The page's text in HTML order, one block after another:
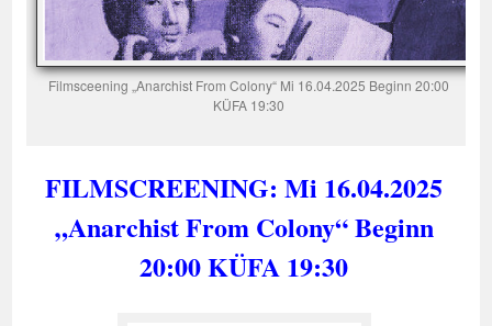
Filmsceening „Anarchist From Colony“ Mi 16.04.2025 Beginn 20:00
KÜFA 19:30
FILMSCREENING: Mi 16.04.2025
„Anarchist From Colony“ Beginn
20:00 KÜFA 19:30